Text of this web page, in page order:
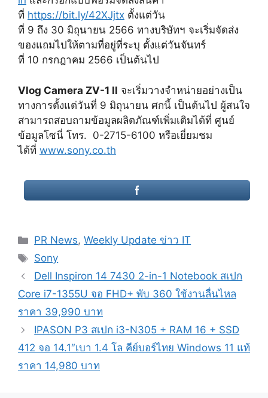
ที่ https://bit.ly/42XJjtx ตั้งแต่วัน
ที่ 9 ถึง 30 มิถุนายน 2566 ทางบริษัทฯ จะเริ่มจัดส่ง
ของแถมไปให้ตามที่อยู่ที่ระบุ ตั้งแต่วันจันทร์
ที่ 10 กรกฎาคม 2566 เป็นต้นไป
Vlog Camera ZV-1 II จะเริ่มวางจำหน่ายอย่างเป็น
ทางการตั้งแต่วันที่ 9 มิถุนายน ศกนี้ เป็นต้นไป ผู้สนใจ
สามารถสอบถามข้อมูลผลิตภัณฑ์เพิ่มเติมได้ที่ ศูนย์
ข้อมูลโซนี่ โทร. 0-2715-6100 หรือเยี่ยมชม
ได้ที่ www.sony.co.th
Categories
PR News,Weekly Update ข่าว IT
Tags
Sony
Post
navigation
Dell Inspiron 14 7430 2-in-1 Notebook สเปก
Core i7-1355U จอ FHD+ พับ 360 ใช้งานลื่นไหล
ราคา 39,990 บาท
IPASON P3 สเปก i3-N305 + RAM 16 + SSD
412 จอ 14.1″เบา 1.4 โล คีย์บอร์ไทย Windows 11 แท้
ราคา 14,980 บาท